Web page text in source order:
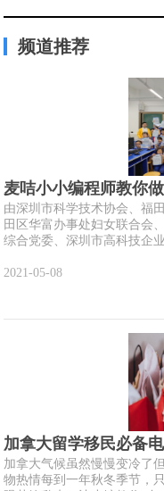
频道推荐
麦咭小小编程师教你
由深圳市科学技术协会、福
田区华富办事处妇女联合会
综合党委、深圳市高科技企
2021-05-08
加拿大留学移民必备
加拿大气候虽然慢慢变冷了
物热情每到一年秋冬季节，